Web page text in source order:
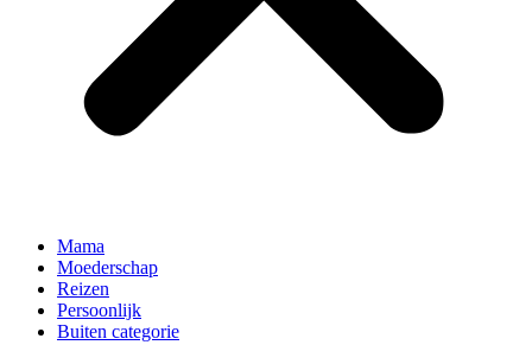
Mama
Moederschap
Reizen
Persoonlijk
Buiten categorie